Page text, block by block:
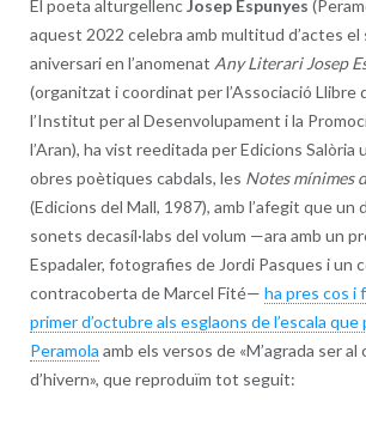
El poeta alturgellencJosep Espunyes
aquest 2022 celebra amb multitud d’actes
aniversari en l’anomenat Any Literari Josep
(organitzat i coordinat per l’Associació Llibre
l’Institut per al Desenvolupament i la
l’Aran), ha vist reeditada per Edicions Salòria
obres poètiques cabdals, les Notes mínimes
(Edicions del Mall, 1987), amb l’afegit que un
sonets decasíl·labs del volum —ara amb un
Espadaler, fotografies de Jordi Pasques i un
contracoberta de Marcel Fité— ha pres cos i
primer d’octubre als esglaons de l’escala que
Peramola amb els versos de «M’agrada ser
d’hivern», que reproduïm tot seguit: